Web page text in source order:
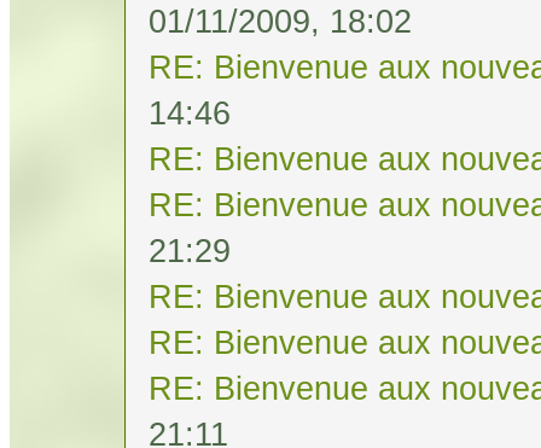
01/11/2009, 18:02
RE: Bienvenue aux
14:46
RE: Bienvenue aux
RE: Bienvenue aux
21:29
RE: Bienvenue aux
RE: Bienvenue aux
RE: Bienvenue aux
21:11